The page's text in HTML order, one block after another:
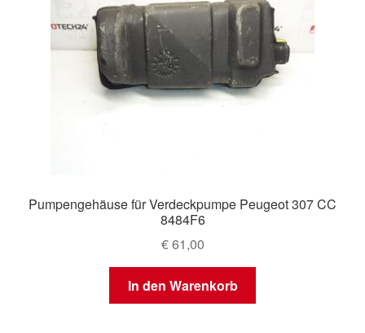
Pumpengehäuse für Verdeckpumpe Peugeot 307 CC
8484F6
€61,00
In den Warenkorb